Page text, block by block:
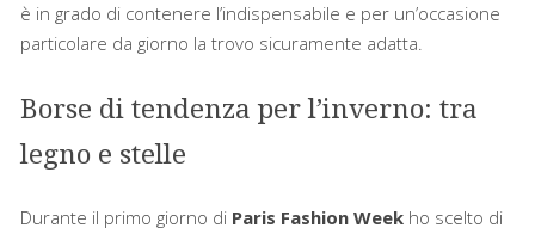
è in grado di contenere l’indispensabile e per un’occasione
particolare da giorno la trovo sicuramente adatta.
Borse di tendenza per l’inverno: tra
legno e stelle
Durante il primo giorno di Paris Fashion Week ho scelto di